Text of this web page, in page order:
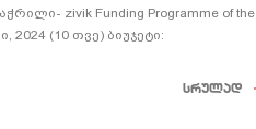
zivik Funding Programme of the
2024 (10 თვე) ბიუჯეტი:
სრულად